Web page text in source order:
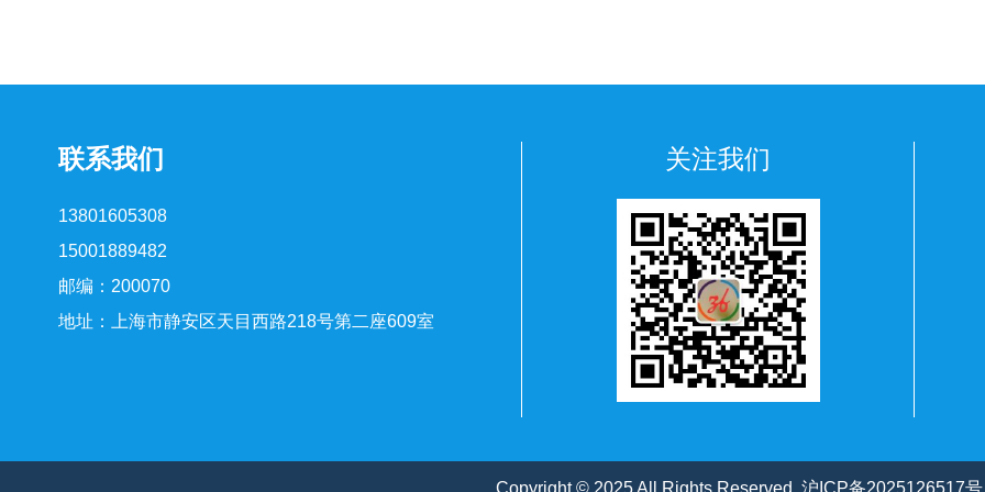
联系我们
13801605308
15001889482
邮编：200070
地址：上海市静安区天目西路218号第二座609室
关注我们
Copyright © 2025 All Rights Reserved. 沪ICP备2025126517号